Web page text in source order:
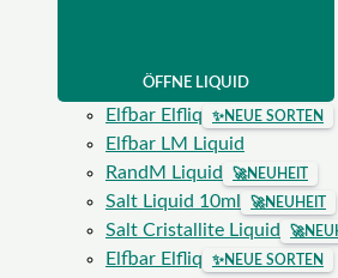
ÖFFNE LIQUID
Elfbar Elfliq ✨NEUE SORTEN
Elfbar LM Liquid
RandM Liquid
🚀NEUHEIT
Salt Liquid 10ml 🚀NEUHEIT
Salt Cristallite Liquid 🚀
Elfbar Elfliq ✨NEUE SORTEN